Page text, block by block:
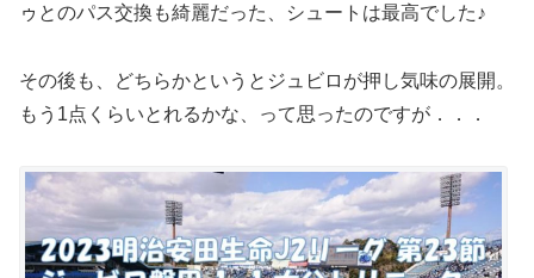
ゥとのパス交換も綺麗だった、シュートは最高でした♪
その後も、どちらかというとジュビロが押し気味の展開。
もう1点くらいとれるかな、って思ったのですが．．．